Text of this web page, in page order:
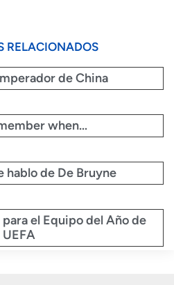
RELACIONADOS
de China
when…
hablo de De Bruyne
el Equipo del Año de
UEFA